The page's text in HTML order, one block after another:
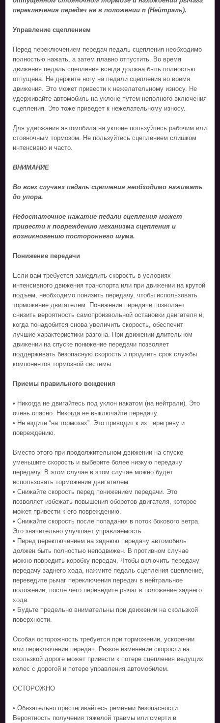
переключения передач не в положении n (Нейтраль).
Управление сцеплением
Перед переключением передач педаль сцепления необходимо
полностью нажать, а затем плавно отпустить. Во время
движения педаль сцепления всегда должна быть полностью
отпущена. Не держите ногу на педали сцепления во время
движения. Это может привести к нежелательному износу. Не
удерживайте автомобиль на уклоне путем неполного включения
сцепления. Это тоже приведет к нежелательному износу.
Для удержания автомобиля на уклоне пользуйтесь рабочим или
стояночным тормозом. Не пользуйтесь сцеплением слишком
интенсивно и часто.
ВНИМАНИЕ
Во всех случаях педаль сцепления необходимо нажимать
до упора.
Недостаточное нажатие педали сцепления может
привести к повреждению механизма сцепления и
возникновению постороннего шума.
Понижение передачи
Если вам требуется замедлить скорость в условиях
интенсивного движения транспорта или при движении на крутой
подъем, необходимо понизить передачу, чтобы использовать
торможение двигателем. Понижение передачи позволяет
снизить вероятность самопроизвольной остановки двигателя и,
когда понадобится снова увеличить скорость, обеспечит
лучшие характеристики разгона. При движении длительном
движении на спуске понижение передачи позволяет
поддерживать безопасную скорость и продлить срок службы
компонентов тормозной системы.
Приемы правильного вождения
• Никогда не двигайтесь под уклон накатом (на нейтрали). Это
очень опасно. Никогда не выключайте передачу.
• Не ездите “на тормозах”. Это приводит к их перегреву и
повреждению.
Вместо этого при продолжительном движении на спуске
уменьшите скорость и выберите более низкую передачу
передачу. В этом случае в этом случае можно будет
использовать торможение двигателем.
• Снижайте скорость перед понижением передачи. Это
позволяет избежать повышения оборотов двигателя, которое
может привести к его повреждению.
• Снижайте скорость после попадания в поток бокового ветра.
Это значительно улучшает управляемость.
• Перед переключением на заднюю передачу автомобиль
должен быть полностью неподвижен. В противном случае
можно повредить коробку передач. Чтобы включить передачу
передачу заднего хода, нажмите педаль сцепления сцепление,
переведите рычаг переключения передач в нейтральное
положение, после чего переведите рычаг в положение заднего
хода.
• Будьте предельно внимательны при движении на скользкой
поверхности.
Особая осторожность требуется при торможении, ускорении
или переключении передач. Резкое изменение скорости на
скользкой дороге может привести к потере сцепления ведущих
колес с дорогой и потере управления автомобилем.
ОСТОРОЖНО
• Обязательно пристегивайтесь ремнями безопасности.
Вероятность получения тяжелой травмы или смерти в